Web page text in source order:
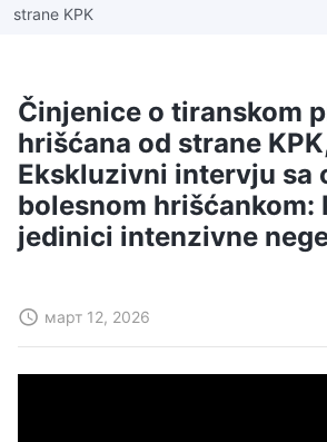
strane KPK
Činjenice o tiranskom
hrišćana od strane
Ekskluzivni intervju sa
bolesnom hrišćankom:
jedinici intenzivne
март 12, 2026